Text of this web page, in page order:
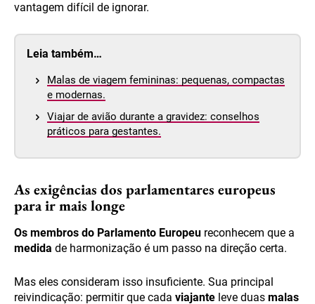
vantagem difícil de ignorar.
Leia também…
Malas de viagem femininas: pequenas, compactas
e modernas.
Viajar de avião durante a gravidez: conselhos
práticos para gestantes.
As exigências dos parlamentares europeus
para ir mais longe
Os membros do Parlamento Europeu reconhecem que a
medida de harmonização é um passo na direção certa.
Mas eles consideram isso insuficiente. Sua principal
reivindicação: permitir que cada viajante leve duas malas